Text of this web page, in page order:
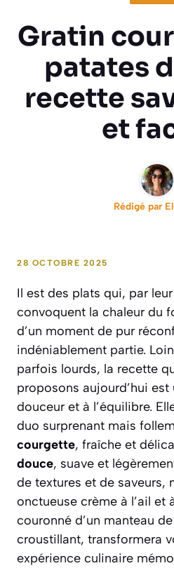
Gratin
patates
recette
et
Rédigé par
28 OCTOBRE 2025
Il est des plats qui, par
convoquent la chaleur du
d’un moment de pur
indéniablement partie.
parfois lourds, la recette
proposons aujourd’hui
douceur et à l’équilibre.
duo surprenant mais
courgette, fraîche et
douce, suave et
de textures et de saveurs,
onctueuse crème à l’ail et
couronné d’un manteau
croustillant, transformera
expérience culinaire